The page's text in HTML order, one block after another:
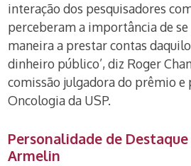
interação dos pesquisadores
perceberam a importância de se
maneira a prestar contas
dinheiro público’, diz Roger
comissão julgadora do prêmio
Oncologia da USP.
Personalidade de
Armelin